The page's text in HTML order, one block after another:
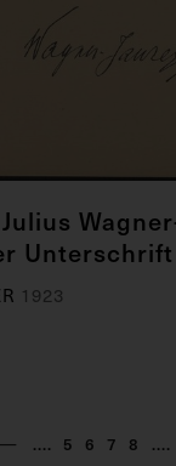
Unterschrift
1923
.... 5 6 7 8 ....